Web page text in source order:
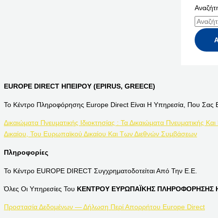
EUROPE DIRECT ΗΠΕΙΡΟΥ (EPIRUS, GREECE)
Το Κέντρο Πληροφόρησης Europe Direct Είναι Η Υπηρεσία, Που Σας
Δικαιώματα Πνευματικής Ιδιοκτησίας : Τα Δικαιώματα Πνευματικής
Δικαίου, Του Ευρωπαϊκού Δικαίου Και Των Διεθνών Συμβάσεων
Πληροφορίες
Το Κέντρο EUROPE DIRECT Συγχρηματοδοτείται Από Την Ε.Ε.
Όλες Οι Υπηρεσίες Του ΚΕΝΤΡΟΥ ΕΥΡΩΠΑΪΚΗΣ ΠΛΗΡΟΦΟΡΗΣΗΣ
Προστασία Δεδομένων — Δήλωση Περί Απορρήτου Europe Direct